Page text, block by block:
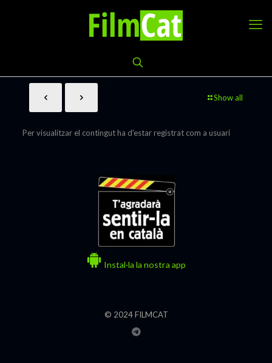
Show all
Per visualitzar el contingut ha d'estar registrat com a usuari
Instal·la la nostra app
© 2024 FILMCAT